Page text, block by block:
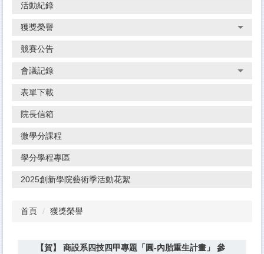
活動紀錄
獲獎榮譽
競賽公告
會議記錄
表單下載
院長信箱
微學分課程
學分學程專區
2025創新學院藝術季活動花絮
首頁 獲獎榮譽
【賀】 商設系四技四甲專題「圓-內胎重生計畫」 參